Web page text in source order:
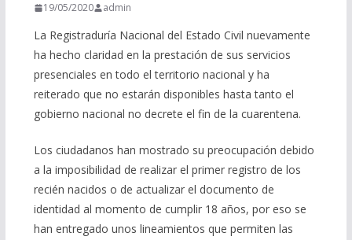
19/05/2020 admin
La Registraduría Nacional del Estado Civil nuevamente
ha hecho claridad en la prestación de sus servicios
presenciales en todo el territorio nacional y ha
reiterado que no estarán disponibles hasta tanto el
gobierno nacional no decrete el fin de la cuarentena.
Los ciudadanos han mostrado su preocupación debido
a la imposibilidad de realizar el primer registro de los
recién nacidos o de actualizar el documento de
identidad al momento de cumplir 18 años, por eso se
han entregado unos lineamientos que permiten las